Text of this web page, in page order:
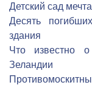
Детский сад
Десять
здания
Что известно
Зеландии